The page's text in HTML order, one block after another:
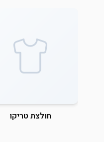
חולצת טריקו